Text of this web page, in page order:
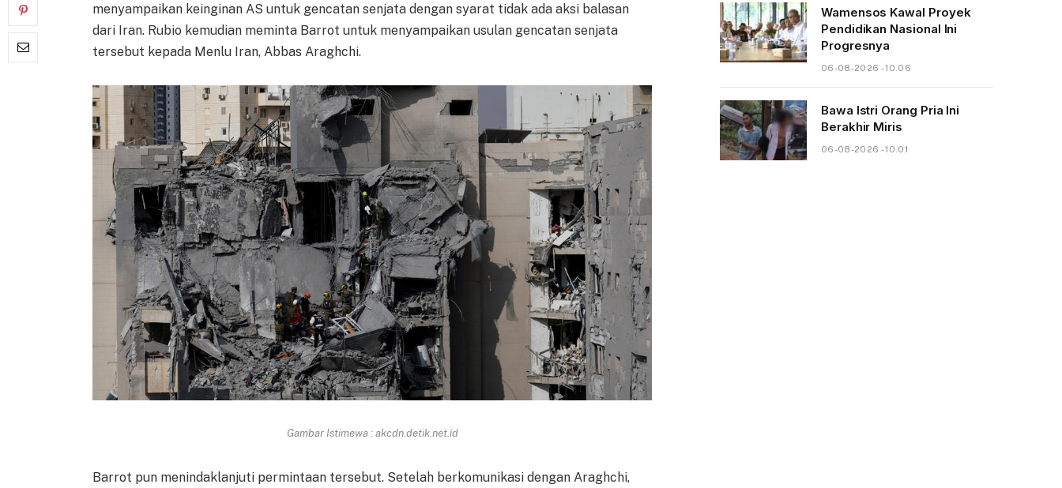
menyampaikan keinginan AS untuk gencatan senjata dengan syarat tidak ada aksi balasan
dari Iran. Rubio kemudian meminta Barrot untuk menyampaikan usulan gencatan senjata
tersebut kepada Menlu Iran, Abbas Araghchi.
Gambar Istimewa : akcdn.detik.net.id
Barrot pun menindaklanjuti permintaan tersebut. Setelah berkomunikasi dengan Araghchi,
Wamensos Kawal Proyek
Pendidikan Nasional Ini
Progresnya
06-08-2026 - 10.06
Bawa Istri Orang Pria Ini
Berakhir Miris
06-08-2026 - 10.01